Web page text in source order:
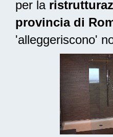
per la
provincia di
'alleggeriscono'